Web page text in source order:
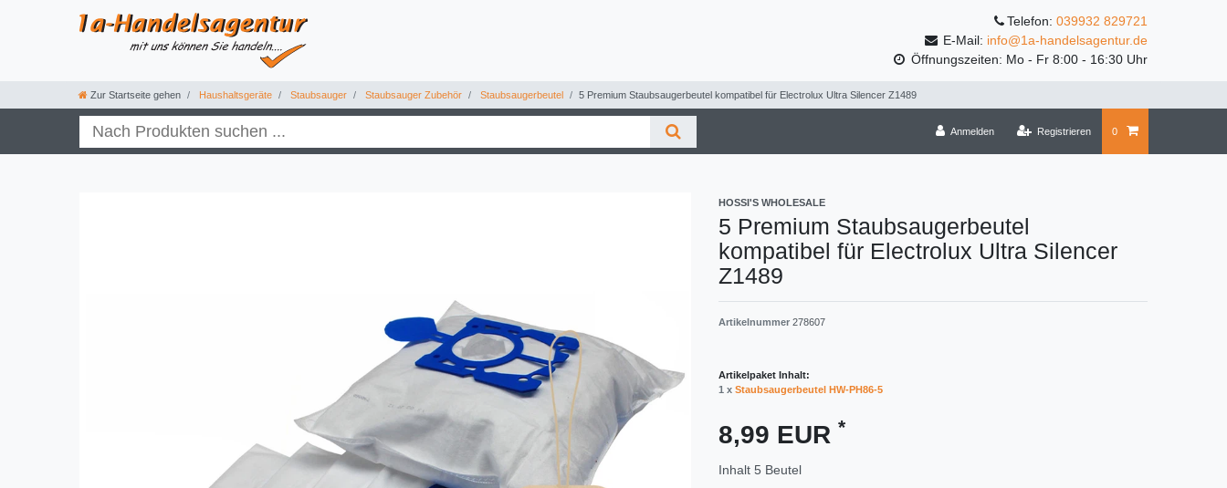
Telefon: 039932 829721
E-Mail: info@1a-handelsagentur.de
Öffnungszeiten: Mo - Fr 8:00 - 16:30 Uhr
Zur Startseite gehen Haushaltsgeräte Staubsauger Staubsauger Zubehör Staubsaugerbeutel 5 Premium Staubsaugerbeutel kompatibel für Electrolux Ultra Silencer Z1489
Anmelden Registrieren 0
HOSSI'S WHOLESALE
5 Premium Staubsaugerbeutel
kompatibel für Electrolux Ultra Silencer
Z1489
Artikelnummer 278607
Artikelpaket Inhalt:
1 x Staubsaugerbeutel HW-PH86-5
8,99 EUR *
Inhalt 5 Beutel